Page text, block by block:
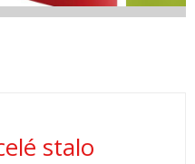
stalo